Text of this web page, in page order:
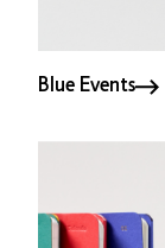
Blue Events